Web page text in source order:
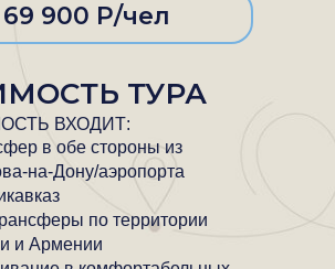
69 900 Р/чел
ТУРА
ВХОДИТ:
в обе стороны из
на-Дону/аэропорта
по территории
и Армении